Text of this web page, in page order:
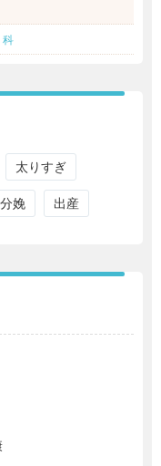
科
太りすぎ
分娩 出産